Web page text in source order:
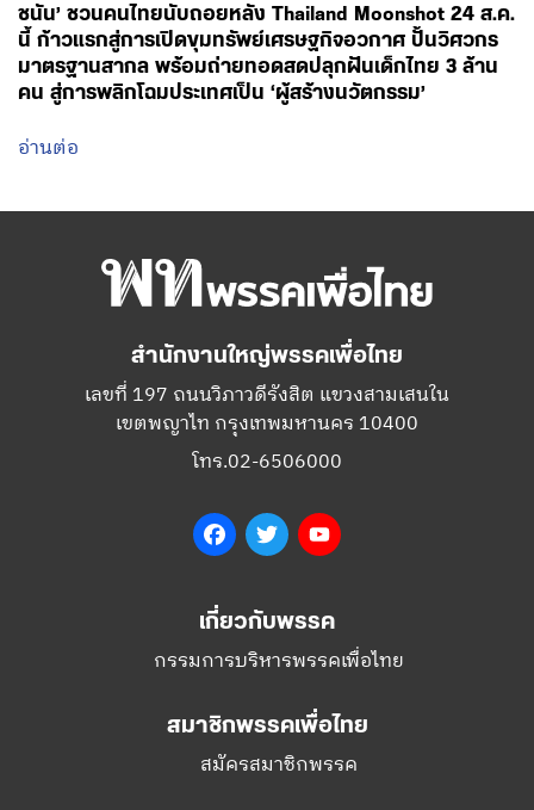
ชนัน’ ชวนคนไทยนับถอยหลัง Thailand Moonshot 24 ส.ค.
นี้ ก้าวแรกสู่การเปิดขุมทรัพย์เศรษฐกิจอวกาศ ปั้นวิศวกร
มาตรฐานสากล พร้อมถ่ายทอดสดปลุกฝันเด็กไทย 3 ล้าน
คน สู่การพลิกโฉมประเทศเป็น ‘ผู้สร้างนวัตกรรม’
อ่านต่อ
สำนักงานใหญ่พรรคเพื่อไทย
เลขที่ 197 ถนนวิภาวดีรังสิต แขวงสามเสนใน
เขตพญาไท กรุงเทพมหานคร 10400
โทร.02-6506000
FacebookTwitter
เกี่ยวกับพรรค
กรรมการบริหารพรรคเพื่อไทย
สมาชิกพรรคเพื่อไทย
สมัครสมาชิกพรรค